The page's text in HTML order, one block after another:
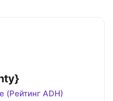
(Рейтинг ADH)